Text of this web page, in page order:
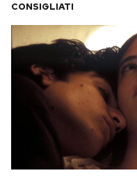
CONSIGLIATI